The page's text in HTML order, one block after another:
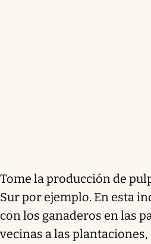
Tome la producción de
Sur por ejemplo. En esta
con los ganaderos en las
vecinas a las